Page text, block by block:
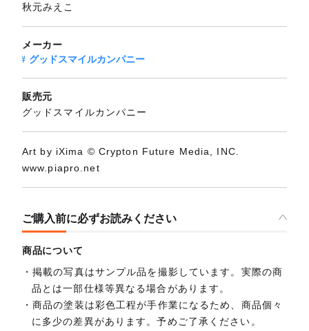
秋元みえこ
メーカー
グッドスマイルカンパニー
販売元
グッドスマイルカンパニー
Art by iXima © Crypton Future Media, INC.
www.piapro.net
ご購入前に必ずお読みください
商品について
掲載の写真はサンプル品を撮影しています。実際の商
品とは一部仕様等異なる場合があります。
商品の塗装は彩色工程が手作業になるため、商品個々
に多少の差異があります。予めご了承ください。